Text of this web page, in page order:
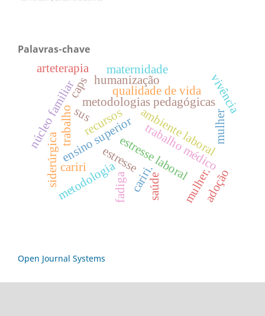
Palavras-chave
metodologias pedagógicas
ensino superior
estresse
ambiente laboral
estresse laboral
trabalho médicomulher
trabalho
qualidade de vida
núcleo familiar
metodologia
vivência
cariri.
siderúrgica
humanização
mulher.
recursos
saúde
sus
cariri adoção
maternidade
fadiga
caps
arteterapia
Open Journal Systems